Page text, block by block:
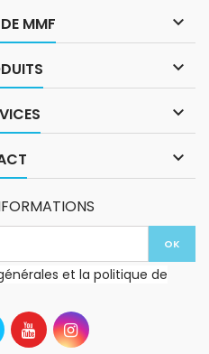
MMF 



et la politique de